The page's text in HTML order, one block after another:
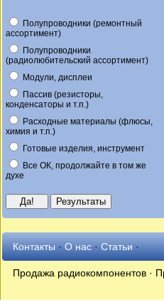
Полупроводники (ремонтный
ассортимент)
Полупроводники
(радиолюбительский ассортимент)
Модули, дисплеи
Пассив (резисторы,
конденсаторы и т.п.)
Расходные материалы (флюсы,
химия и т.п.)
Готовые изделия, инструмент
Все ОК, продолжайте в том же
духе
Контакты·О нас·Статьи·
Продажа радиокомпонентов ·